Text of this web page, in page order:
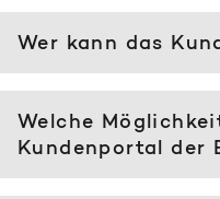
Wer kann das
Welche
Kundenportal der